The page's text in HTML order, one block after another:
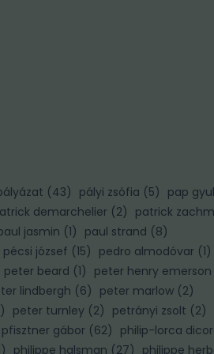
(43) pályi zsófia (5) pap
demarchelier (2) patrick
jasmin (1) paul strand (8)
pécsi józsef (15) pedro almodóvar (1)
peter beard (1) peter henry emerson
lindbergh (6) peter marlow (2)
) peter turnley (2) petrányi zsolt (2)
pfisztner gábor (62) philip-lorca
) philippe halsman (27) philippe